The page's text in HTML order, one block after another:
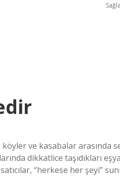
köyler ve kasabalar arasında
dikkatlice taşıdıkları
“herkese her şeyi”